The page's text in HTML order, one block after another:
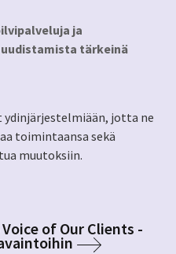
ja
tärkeinä
jotta ne
toimintaansa sekä
muutoksiin.
of Our Clients -